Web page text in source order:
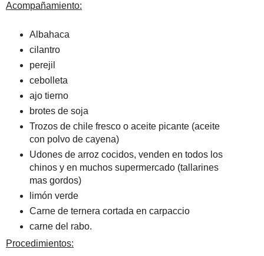
Acompañamiento:
Albahaca
cilantro
perejil
cebolleta
ajo tierno
brotes de soja
Trozos de chile fresco o aceite picante (aceite
con polvo de cayena)
Udones de arroz cocidos, venden en todos los
chinos y en muchos supermercado (tallarines
mas gordos)
limón verde
Carne de ternera cortada en carpaccio
carne del rabo.
Procedimientos: